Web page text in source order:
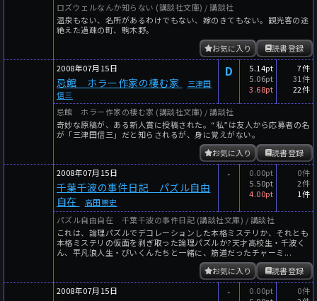
ロズウェルなんか知らない (講談社文庫) / 講談社
温泉もない、名所があるわけでもない、嫁のきてもない。観光客の途
絶えた過疎の町、駒木野。
読書登録
お気に入り
2008年07月15日
忌館 ホラー作家の棲む家
三津田
信三
D
5.14pt
5.06pt
3.68pt
7件
31件
22件
忌館 ホラー作家の棲む家 (講談社文庫) / 講談社
奇妙な原稿が、ある新人賞に投稿された。“私”は友人から応募者の名
が「三津田信三」だと知らされるが、身に覚えがない。
読書登録
お気に入り
2008年07月15日
千葉千波の事件日記 パズル自由
自在
高田崇史
-
0.00pt
5.50pt
4.00pt
0件
2件
1件
パズル自由自在 千葉千波の事件日記 (講談社文庫) / 講談社
これは、論理パズルでデコレーションした本格ミステリか、それとも
本格ミステリの仮面を剥ぎ取った論理パズルか?天才高校生・千波く
ん、平凡浪人生・ぴいくんたちと一緒に、筋道だったチャーミ...
読書登録
お気に入り
2008年07月15日
-
0.00pt
0件